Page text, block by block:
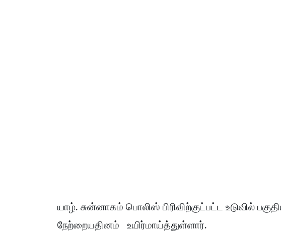
யாழ். சுன்னாகம் பொலிஸ் பிரிவிற்குட்பட்ட உடுவில்
நேற்றையதினம் உயிர்மாய்த்துள்ளார்.